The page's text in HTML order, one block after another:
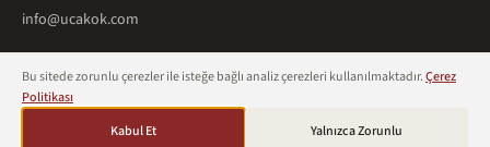
info@ucakok.com
© 2026 Uçkun Aktaş Öksüm Hukuk Bürosu. Tüm hakları saklıdır.
Bu sitede zorunlu çerezler ile isteğe bağlı analiz çerezleri kullanılmaktadır.Çerez
Politikası
Kabul Et
Yalnızca Zorunlu